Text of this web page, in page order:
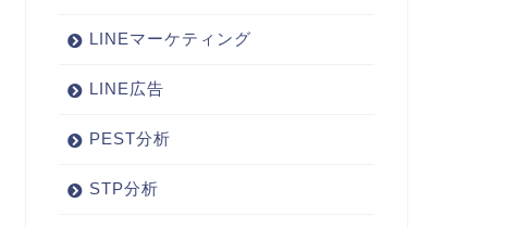
LINEマーケティング
LINE広告
PEST分析
STP分析